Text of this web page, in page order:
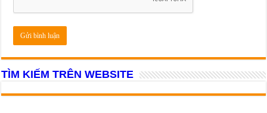
TÌM KIẾM TRÊN WEBSITE